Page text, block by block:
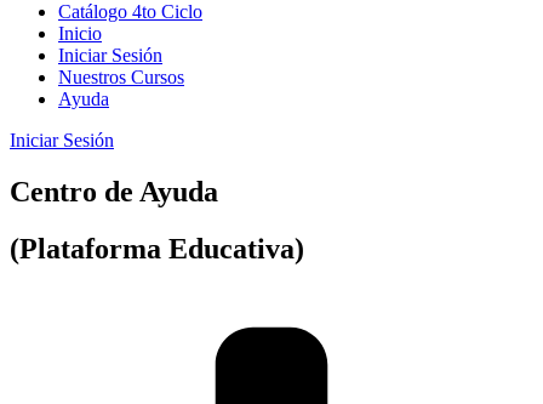
Catálogo 4to Ciclo
Inicio
Iniciar Sesión
Nuestros Cursos
Ayuda
Iniciar Sesión
Centro de Ayuda
(Plataforma Educativa)